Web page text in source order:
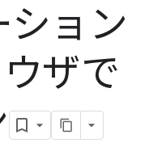
ション
ザで